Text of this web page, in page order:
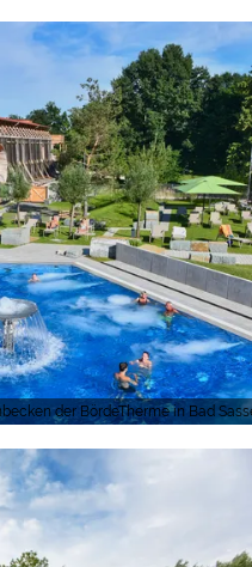
der BördeTherme in Bad